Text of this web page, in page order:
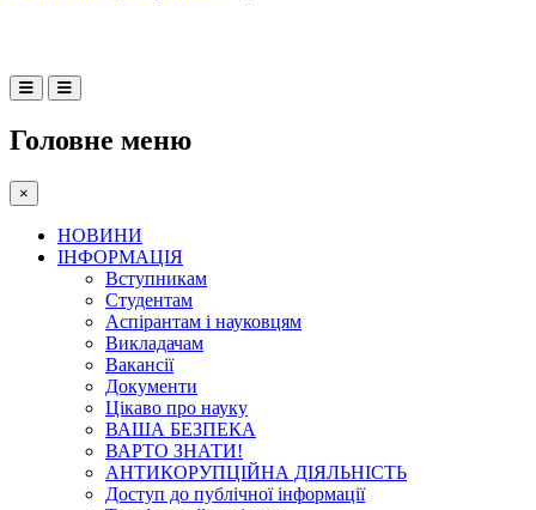
Головне меню
×
НОВИНИ
ІНФОРМАЦІЯ
Вступникам
Студентам
Аспірантам і науковцям
Викладачам
Вакансії
Документи
Цікаво про науку
ВАША БЕЗПЕКА
ВАРТО ЗНАТИ!
АНТИКОРУПЦІЙНА ДІЯЛЬНІСТЬ
Доступ до публічної інформації